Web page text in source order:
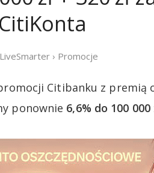
LiveSmarter › Promocje
Citibanku z
ponownie 6,6% do 100